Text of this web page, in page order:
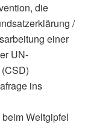
die
/
einer
UN-
ins
Weltgipfel